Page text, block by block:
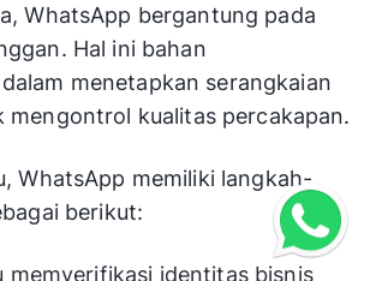
WhatsApp bergantung pada
Hal ini bahan
menetapkan serangkaian
mengontrol kualitas percakapan.
WhatsApp memiliki langkah-
berikut:
memverifikasi identitas bisnis